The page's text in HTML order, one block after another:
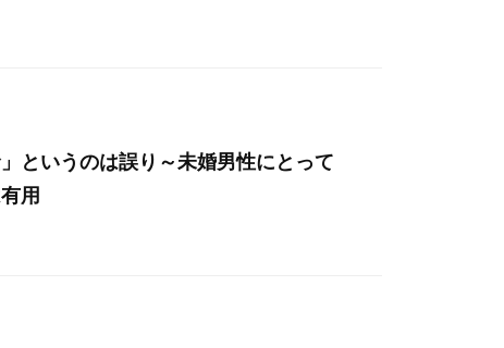
というのは誤り～未婚男性にとって
用